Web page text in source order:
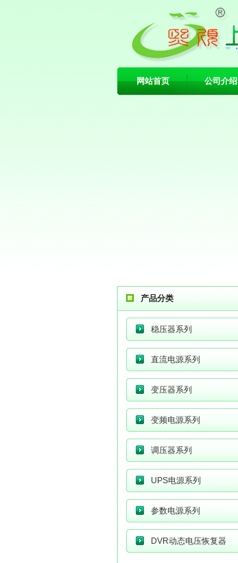
网站首页 公司介绍
产品分类
稳压器系列
直流电源系列
变压器系列
变频电源系列
调压器系列
UPS电源系列
参数电源系列
DVR动态电压恢复器